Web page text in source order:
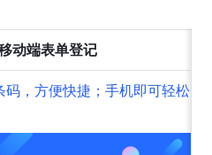
动端表单登记
码，方便快捷；手机即可轻松